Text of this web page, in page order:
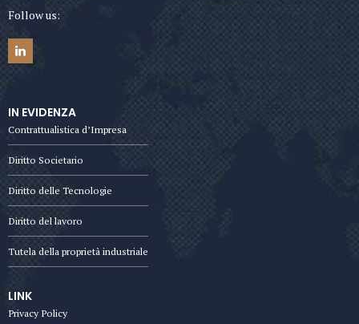
Follow us:
IN EVIDENZA
Contrattualistica d’Impresa
Diritto Societario
Diritto delle Tecnologie
Diritto del lavoro
Tutela della proprietà industriale
LINK
Privacy Policy